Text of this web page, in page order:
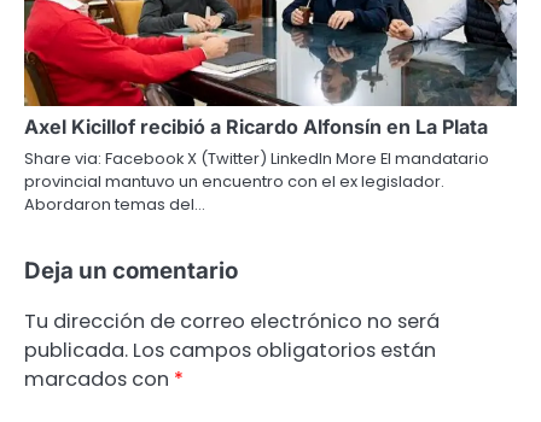
Axel Kicillof recibió a Ricardo Alfonsín en La Plata
Share via: Facebook X (Twitter) LinkedIn More El mandatario
provincial mantuvo un encuentro con el ex legislador.
Abordaron temas del…
Deja un comentario
Tu dirección de correo electrónico no será
publicada. Los campos obligatorios están
marcados con *